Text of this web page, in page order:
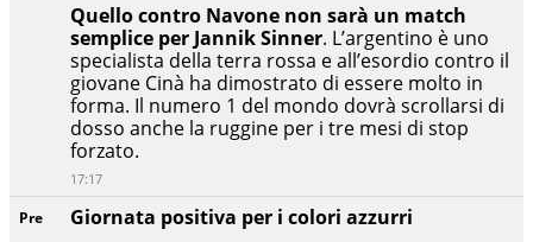
Pre
Giornata positiva per i colori azzurri
Quello contro Navone non sarà un match
semplice per Jannik Sinner. L’argentino è uno
specialista della terra rossa e all’esordio contro il
giovane Cinà ha dimostrato di essere molto in
forma. Il numero 1 del mondo dovrà scrollarsi di
dosso anche la ruggine per i tre mesi di stop
forzato.
17:17